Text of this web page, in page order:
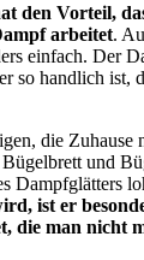
den Vorteil,
arbeitet.
einfach. Der
so handlich ist,
die Zuhause
und
Dampfglätters
ist er
die man nicht